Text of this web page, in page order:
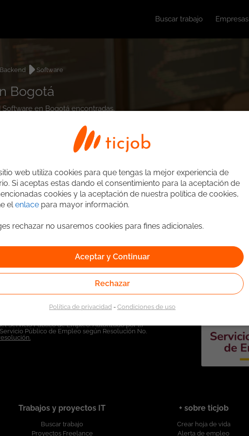
Buscar trabajo Empresas
Backend Software
Bogotá
en Bogotá encontradas.
Servicio Público de Empleo. Autorizado por la
Público de Empleo según Resolución No.
Trabajos y proyectos IT
Buscar trabajo
Proyectos Freelance
+ sobre ticjob
Crear hoja de vida
Alerta de empleo
web utiliza cookies para que tengas la mejor experiencia de
Si aceptas estas dando el consentimiento para la aceptación de
cookies y la aceptación de nuestra política de cookies,
elenlace para mayor información.
rechazar no usaremos cookies para fines adicionales.
Aceptar y Continuar
Rechazar
Política de privacidad -Condiciones de uso